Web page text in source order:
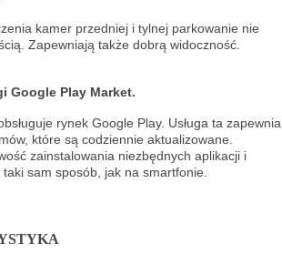
kamer przedniej i tylnej parkowanie nie
Zapewniają także dobrą widoczność.
Google Play Market.
rynek Google Play. Usługa ta zapewnia
które są codziennie aktualizowane.
zainstalowania niezbędnych aplikacji i
sam sposób, jak na smartfonie.